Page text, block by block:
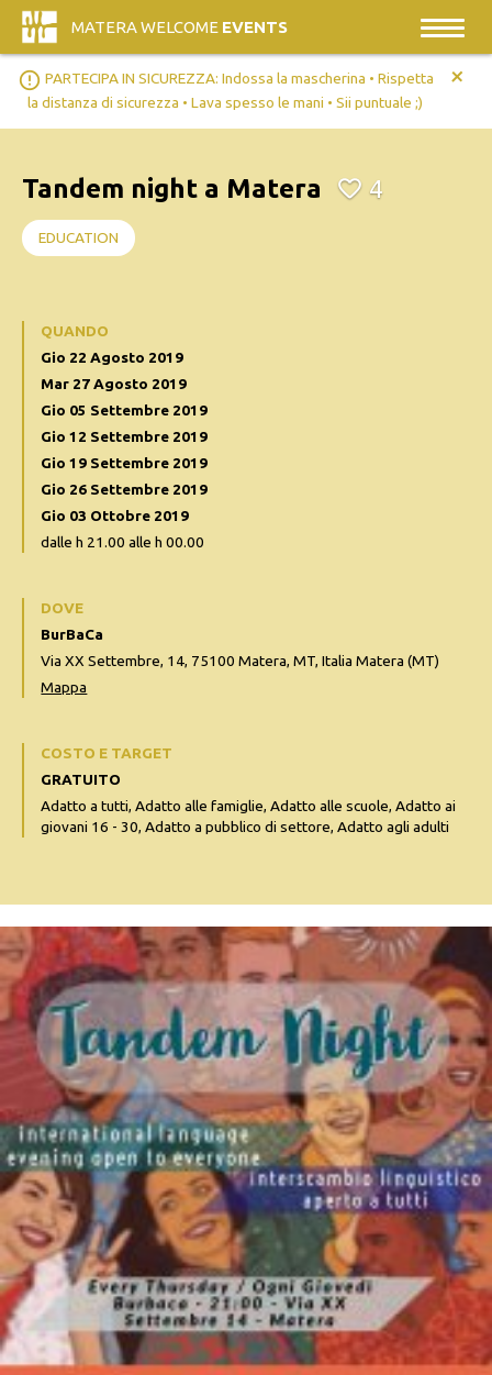
MATERA WELCOME EVENTS
error_outline PARTECIPA IN SICUREZZA: Indossa la mascherina • Rispetta
la distanza di sicurezza • Lava spesso le mani • Sii puntuale ;)
+
Tandem night a Matera 4
EDUCATION
QUANDO
Gio 22 Agosto 2019
Mar 27 Agosto 2019
Gio 05 Settembre 2019
Gio 12 Settembre 2019
Gio 19 Settembre 2019
Gio 26 Settembre 2019
Gio 03 Ottobre 2019
dalle h 21.00 alle h 00.00
DOVE
BurBaCa
Via XX Settembre, 14, 75100 Matera, MT, Italia Matera (MT)
Mappa
COSTO E TARGET
GRATUITO
Adatto a tutti, Adatto alle famiglie, Adatto alle scuole, Adatto ai
giovani 16 - 30, Adatto a pubblico di settore, Adatto agli adulti